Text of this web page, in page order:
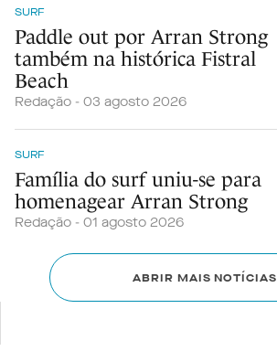
SURF
Paddle out por Arran Strong
também na histórica Fistral
Beach
Redação - 03 agosto 2026
SURF
Família do surf uniu-se para
homenagear Arran Strong
Redação - 01 agosto 2026
ABRIR MAIS NOTÍCIAS